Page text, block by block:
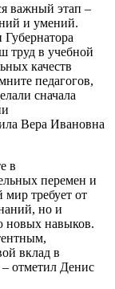
важный этап –
и умений.
труд в учебной
качеств
педагогов,
сначала
Вера Ивановна
в
перемен и
мир требует от
но и
новых навыков.
вклад в
– отметил Денис